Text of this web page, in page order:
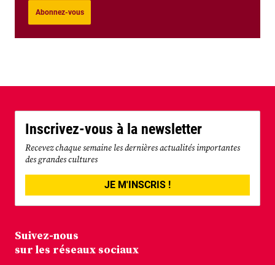
Abonnez-vous
Inscrivez-vous à la newsletter
Recevez chaque semaine les dernières actualités importantes
des grandes cultures
JE M'INSCRIS !
Suivez-nous
sur les réseaux sociaux